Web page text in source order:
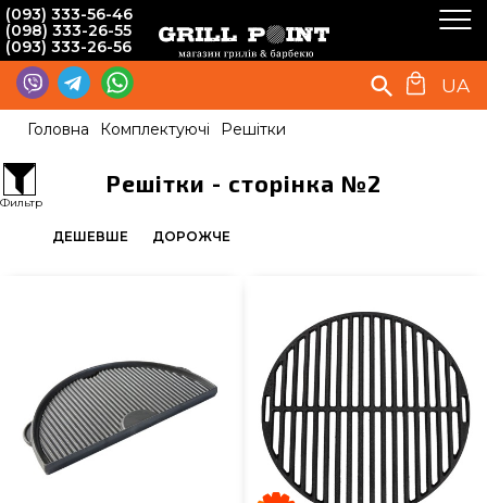
(093) 333-56-46
(098) 333-26-55
(093) 333-26-56
UA
Головна Комплектуючі Решітки
Решітки - сторінка №2
ДЕШЕВШЕ ДОРОЖЧЕ
Фильтр